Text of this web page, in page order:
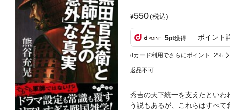
550(税込)
5pt獲得 ポイント
dカード利用でさらにポイント+2%
返品不可
秀吉の天下統一を支えたとい
う説もあるが、これらはすべて